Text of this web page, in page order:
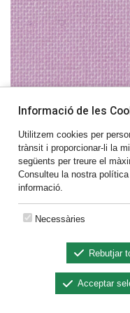
Informació de les
Utilitzem cookies per
trànsit i proporcionar-li la
següents per treure el
Consulteu la nostra
informació.
Necessàries
Rebutjar
Acceptar